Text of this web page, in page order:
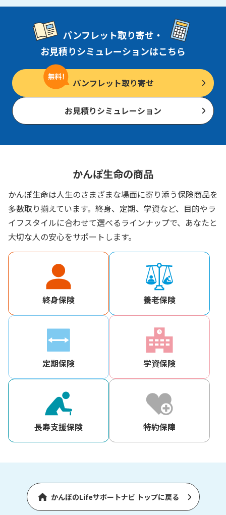
パンフレット取り寄せ・
お見積りシミュレーションはこちら
パンフレット取り寄せ
お見積りシミュレーション
かんぽ生命の商品
かんぽ生命は人生のさまざまな場面に寄り添う保険商品を
多数取り揃えています。終身、定期、学資など、目的やラ
イフスタイルに合わせて選べるラインナップで、あなたと
大切な人の安心をサポートします。
終身保険 養老保険
定期保険 学資保険
長寿支援保険 特約保障
かんぽのLifeサポートナビ トップに戻る